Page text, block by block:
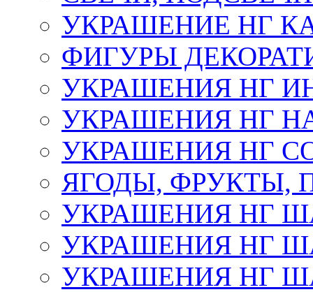
УКРАШЕНИЕ НГ
ФИГУРЫ
УКРАШЕНИЯ НГ
УКРАШЕНИЯ НГ
УКРАШЕНИЯ НГ
ЯГОДЫ, ФРУКТЫ,
УКРАШЕНИЯ НГ
УКРАШЕНИЯ НГ
УКРАШЕНИЯ НГ